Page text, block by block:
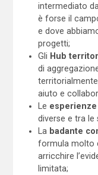
intermediato
è forse il
e dove
progetti;
Gli Hub
di
aiuto e
Le
diverse e tra le
La badante
formula molto
arricchire
limitata;